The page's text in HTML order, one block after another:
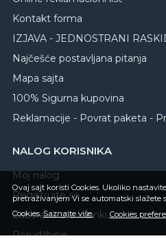
Ovaj sajt koristi Cookies. Ukoliko
pretraživanjem Vi se automatski slažete
Cookies.Saznajte više. Cookies
Kontakt forma
IZJAVA - JEDNOSTRANI
Najčešće postavljana pitanja
Mapa sajta
100% Sigurna kupovina
Reklamacije - Povrat paketa -
NALOG KORISNIKA
Moj nalog
Registrujte se
Zaboravili ste lozinku
Porudžbine